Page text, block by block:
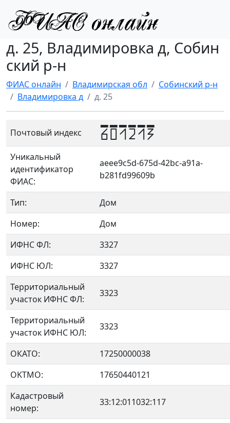
д. 25, Владимировка д, Собин
ский р-н
ФИАС онлайн Владимирская обл
Собинский р-н
Владимировка д
д. 25
Почтовый индекс 601213
Уникальный
идентификатор
ФИАС:
aeee9c5d-675d-42bc-a91a-
b281fd99609b
Тип:
Дом
Номер:
Дом
ИФНС ФЛ:
3327
ИФНС ЮЛ:
3327
Территориальный
участок ИФНС ФЛ:
3323
Территориальный
участок ИФНС ЮЛ:
3323
ОКАТО:
17250000038
OKTMO:
17650440121
Кадастровый
номер:
33:12:011032:117